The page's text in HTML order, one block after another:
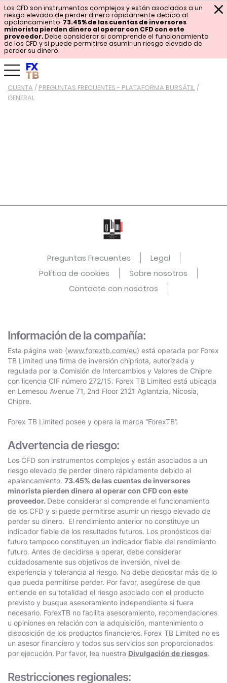
CUENTA / PREGUNTAS FRECUENTES - PLATAFORMA BURSÁTIL /
GENERAL
Preguntas Frecuentes
Legal
Política de cookies
Sobre nosotros
Contacte con nosotros
Información de la compañía:
Esta página web (www.forextb.com/eu) está operada por Forex
TB Limited una firma de inversión chipriota, autorizada y
regulada por la Comisión de Intercambios y Valores de Chipre
con licencia CIF número 272/15. Forex TB Limited está ubicada
en Lemesou Avenue 71, 2nd Floor 2121 Aglantzia, Nicosia,
Chipre.
Forex TB Limited posee y opera la marca “ForexTB”.
Advertencia de riesgo:
Los CFD son instrumentos complejos y están asociados a un
riesgo elevado de perder dinero rápidamente debido al
apalancamiento. 73.45% de las cuentas de inversores
minorista pierden dinero al operar con CFD con este
proveedor. Debe considerar si comprende el funcionamiento
de los CFD y si puede permitirse asumir un riesgo elevado de
perder su dinero. El rendimiento anterior no constituye un
indicador fiable de los resultados futuros. Los pronósticos del
futuro tampoco constituyen un indicador fiable del rendimiento
futuro. Antes de decidirse a operar, debe considerar
cuidadosamente sus objetivos de inversión, nivel de
experiencia y tolerancia al riesgo. No debe depositar más de lo
que pueda permitirse perder. Por favor, asegúrese de que
entiende en su totalidad el riesgo asociado con el producto
previsto y busque asesoramiento independiente si fuera
necesario. ForexTB no facilita asesoramiento, recomendaciones
u opiniones en relación con la adquisición, mantenimiento o
disposición de los productos financieros. Forex TB Limited no es
un asesor financiero y todos sus servicios son proporcionados
por ejecución. Por favor, lea nuestra Divulgación de riesgos.
Restricciones regionales:
Los CFD son instrumentos complejos y están asociados a un
riesgo elevado de perder dinero rápidamente debido al
apalancamiento. 73.45% de las cuentas de inversores
minorista pierden dinero al operar con CFD con este
proveedor.Debe considerar si comprende el funcionamiento
de los CFD y si puede permitirse asumir un riesgo elevado de
perder su dinero.